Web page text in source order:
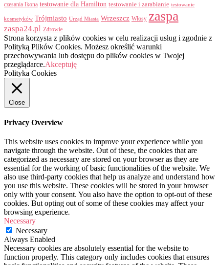
czesania Ikona testowanie dla Hamilton testowanie i zarabianie testowanie
kosmetyków Trójmiasto Urząd Miasta Wrzeszcz Włosy zaspa
zaspa24.pl Zdrowie
Strona korzysta z plików cookies w celu realizacji usług i zgodnie z
Polityką Plików Cookies. Możesz określić warunki
przechowywania lub dostępu do plików cookies w Twojej
przeglądarce.Akceptuję
Polityka Cookies
Close
Privacy Overview
This website uses cookies to improve your experience while you
navigate through the website. Out of these, the cookies that are
categorized as necessary are stored on your browser as they are
essential for the working of basic functionalities of the website. We
also use third-party cookies that help us analyze and understand how
you use this website. These cookies will be stored in your browser
only with your consent. You also have the option to opt-out of these
cookies. But opting out of some of these cookies may affect your
browsing experience.
Necessary
Necessary
Always Enabled
Necessary cookies are absolutely essential for the website to
function properly. This category only includes cookies that ensures